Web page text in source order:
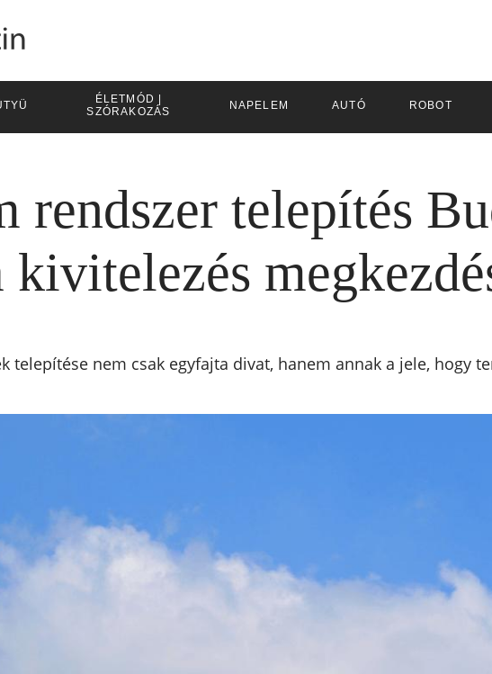
ÉLETMÓD |
SZÓRAKOZÁS
NAPELEM AUTÓ ROBOT
rendszer telepítés
telepítése nem csak egyfajta divat, hanem annak a jele, hogy